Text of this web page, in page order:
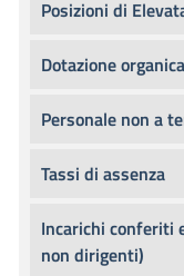
Posizioni di
Dotazione organica
Personale non a
Tassi di assenza
Incarichi conferiti
non dirigenti)